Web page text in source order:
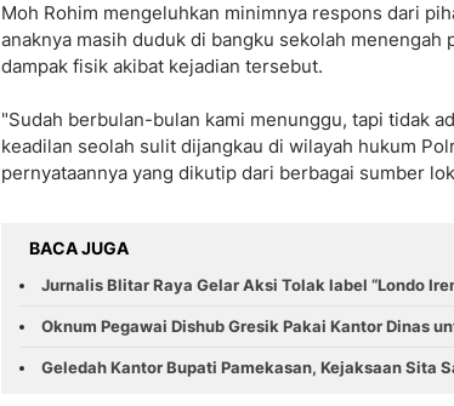
Moh Rohim mengeluhkan minimnya respons dari
anaknya masih duduk di bangku sekolah
dampak fisik akibat kejadian tersebut.
"Sudah berbulan-bulan kami menunggu, tapi tidak
keadilan seolah sulit dijangkau di wilayah hukum
pernyataannya yang dikutip dari berbagai sumber
BACA JUGA
Jurnalis Blitar Raya Gelar Aksi Tolak label “Londo
Oknum Pegawai Dishub Gresik Pakai Kantor Dinas
Geledah Kantor Bupati Pamekasan, Kejaksaan Sita